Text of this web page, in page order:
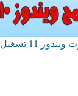
ويندوز 10